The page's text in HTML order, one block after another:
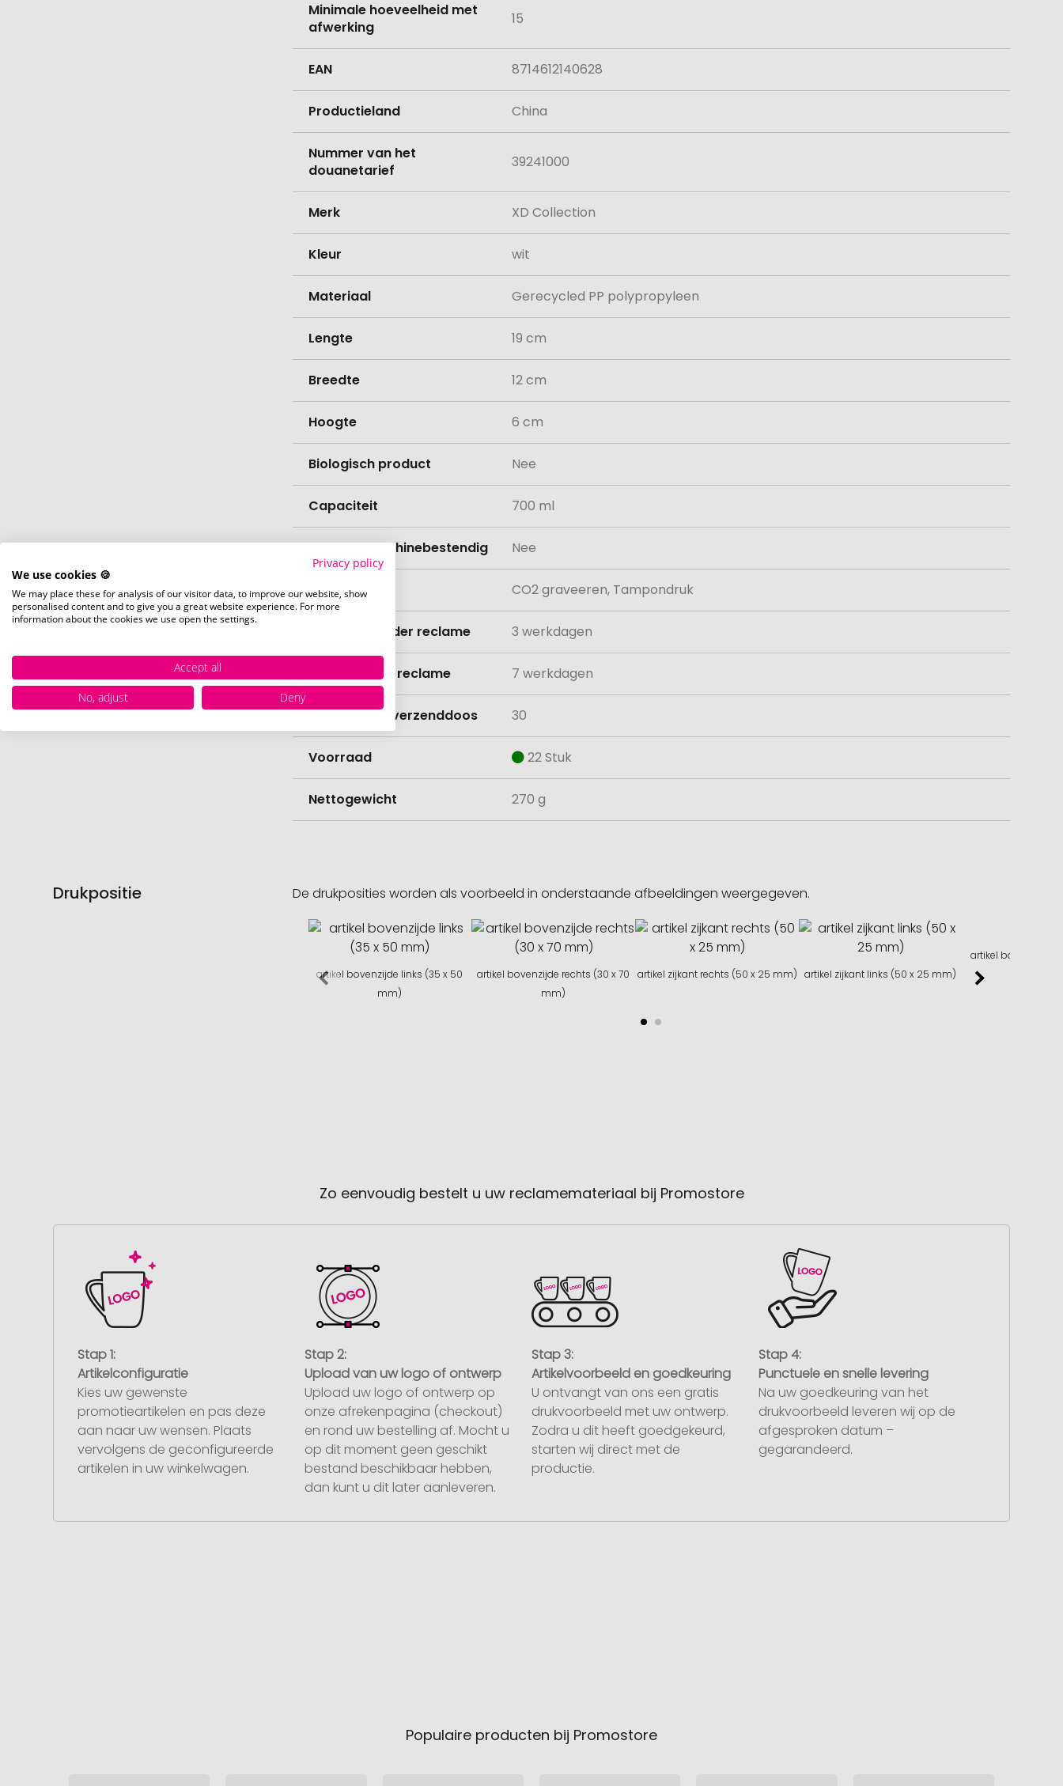
Minimale hoeveelheid met
afwerking
15
EAN 8714612140628
Productieland China
Nummer van het
douanetarief
39241000
Merk XD Collection
Kleur wit
Materiaal Gerecycled PP polypropyleen
Lengte 19 cm
Breedte 12 cm
Hoogte 6 cm
Biologisch product Nee
Capaciteit 700 ml
vaatwasmachinebestendig Nee
Verfijning CO2 graveeren, Tampondruk
Levertijd zonder reclame 3 werkdagen
Levertijd met reclame 7 werkdagen
Hoeveelheid verzenddoos 30
Voorraad 22 Stuk
Nettogewicht 270 g
Drukpositie De drukposities worden als voorbeeld in onderstaande afbeeldingen weergegeven.
artikel bovenzijde links (35 x 50
mm)
artikel bovenzijde rechts (30 x 70
mm)
artikel zijkant rechts (50 x 25 mm) artikel zijkant links (50 x 25 mm)
artikel bovenzijde
Zo eenvoudig bestelt u uw reclamemateriaal bij Promostore
Stap 1:
Artikelconfiguratie
Kies uw gewenste
promotieartikelen en pas deze
aan naar uw wensen. Plaats
vervolgens de geconfigureerde
artikelen in uw winkelwagen.
Stap 2:
Upload van uw logo of ontwerp
Upload uw logo of ontwerp op
onze afrekenpagina (checkout)
en rond uw bestelling af. Mocht u
op dit moment geen geschikt
bestand beschikbaar hebben,
dan kunt u dit later aanleveren.
Stap 3:
Artikelvoorbeeld en goedkeuring
U ontvangt van ons een gratis
drukvoorbeeld met uw ontwerp.
Zodra u dit heeft goedgekeurd,
starten wij direct met de
productie.
Stap 4:
Punctuele en snelle levering
Na uw goedkeuring van het
drukvoorbeeld leveren wij op de
afgesproken datum –
gegarandeerd.
Populaire producten bij Promostore
Privacy policy
We use cookies 🍪
We may place these for analysis of our visitor data, to improve our website, show
personalised content and to give you a great website experience. For more
information about the cookies we use open the settings.
Accept all
No, adjust
Deny